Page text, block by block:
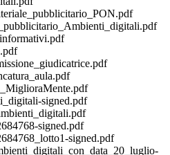
signed.pdf
signed.pdf
signed.pdf